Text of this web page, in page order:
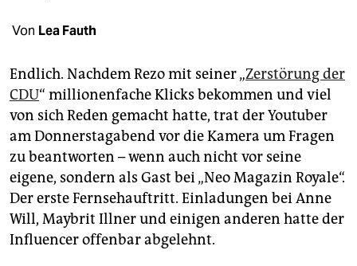
unterstützen
abo
genossenschaft
epaper login
Von Lea Fauth
Endlich. Nachdem Rezo mit seiner „Zerstörung der
CDU“ millionenfache Klicks bekommen und viel
von sich Reden gemacht hatte, trat der Youtuber
am Donnerstagabend vor die Kamera um Fragen
zu beantworten – wenn auch nicht vor seine
eigene, sondern als Gast bei „Neo Magazin Royale“.
Der erste Fernsehauftritt. Einladungen bei Anne
Will, Maybrit Illner und einigen anderen hatte der
Influencer offenbar abgelehnt.